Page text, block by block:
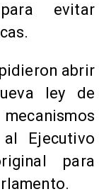
evitar
abrir
ley de
Ejecutivo
para